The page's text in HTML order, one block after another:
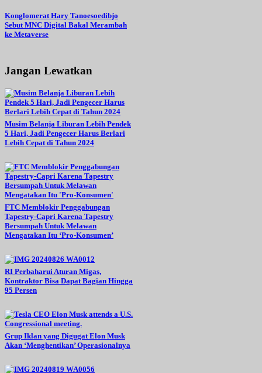
Konglomerat Hary Tanoesoedibjo
Sebut MNC Digital Bakal Merambah
ke Metaverse
Jangan Lewatkan
Musim Belanja Liburan Lebih Pendek
5 Hari, Jadi Pengecer Harus Berlari
Lebih Cepat di Tahun 2024
FTC Memblokir Penggabungan
Tapestry-Capri Karena Tapestry
Bersumpah Untuk Melawan
Mengatakan Itu ‘Pro-Konsumen’
RI Perbaharui Aturan Migas,
Kontraktor Bisa Dapat Bagian Hingga
95 Persen
Grup Iklan yang Digugat Elon Musk
Akan ‘Menghentikan’ Operasionalnya